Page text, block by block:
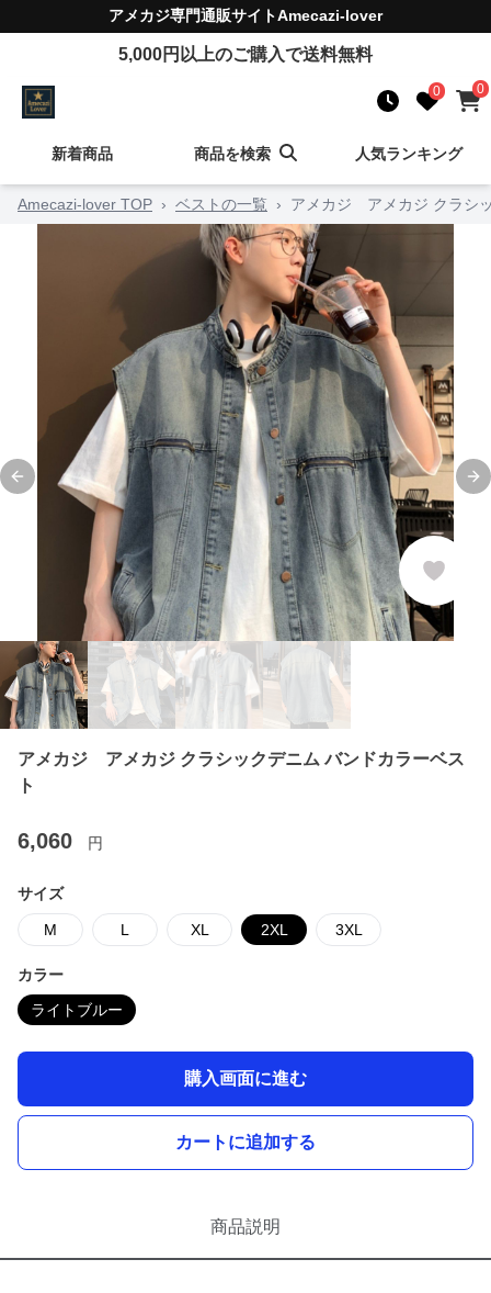
アメカジ専門通販サイトAmecazi-lover
5,000円以上のご購入で送料無料
0 0
新着商品 商品を検索 人気ランキング
Amecazi-lover TOP › ベストの一覧 › アメカジ アメカジ クラシ
Previous slide
アメカジ アメカジ クラシックデニム バンドカラーベス
ト
6,060 円
サイズ
M L XL 2XL 3XL
カラー
ライトブルー
購入画面に進む
カートに追加する
商品説明